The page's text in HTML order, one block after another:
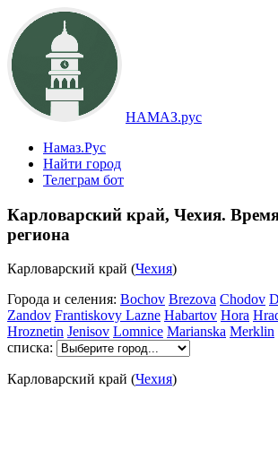
НАМАЗ.рус
Намаз.Рус
Найти город
Телеграм бот
Карловарский край, Чехия.
региона
Карловарский край (Чехия)
Города и селения: Bochov Brezova Chodov
Zandov Frantiskovy Lazne Habartov Hora
Hroznetin Jenisov Lomnice Marianska Merklin
списка:
Карловарский край (Чехия)